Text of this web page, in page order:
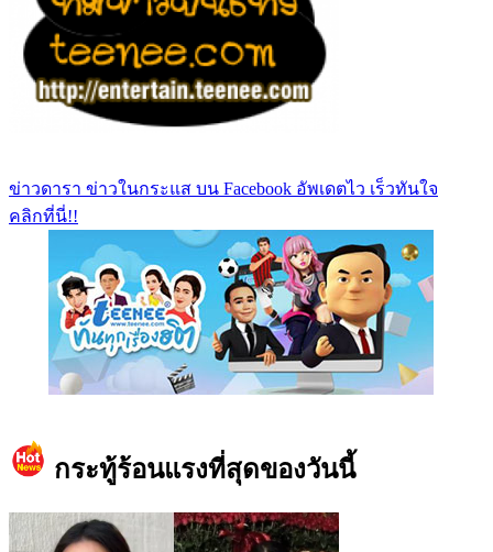
ข่าวดารา ข่าวในกระแส บน Facebook อัพเดตไว เร็วทันใจ
คลิกที่นี่!!
กระทู้ร้อนแรงที่สุดของวันนี้